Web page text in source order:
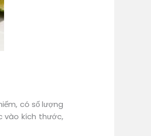
có số lượng
vào kích thước,